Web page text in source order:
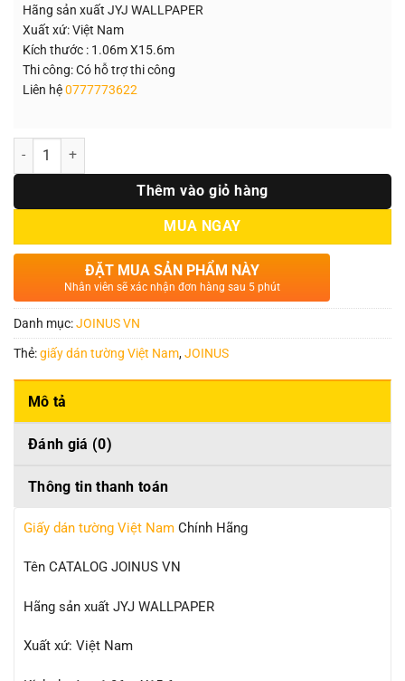
Hãng sản xuất JYJ WALLPAPER
Xuất xứ: Việt Nam
Kích thước : 1.06m X15.6m
Thi công: Có hỗ trợ thi công
Liên hệ0777773622
Số lượng
Thêm vào giỏ hàng
MUA NGAY
ĐẶT MUA SẢN PHẨM NÀY
Nhân viên sẽ xác nhận đơn hàng sau 5 phút
Danh mục:JOINUS VN
Thẻ:giấy dán tường Việt Nam,JOINUS
Mô tả
Đánh giá (0)
Thông tin thanh toán
Giấy dán tường Việt Nam Chính Hãng
Tên CATALOG JOINUS VN
Hãng sản xuất JYJ WALLPAPER
Xuất xứ: Việt Nam